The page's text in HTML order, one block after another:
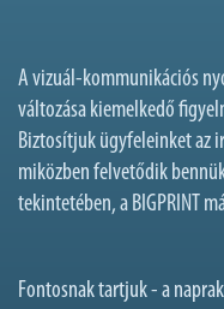
A vizuál-kommunikációs
változása kiemelkedő
Biztosítjuk ügyfeleinket az
miközben felvetődik
tekintetében, a BIGPRINT
Fontosnak tartjuk - a